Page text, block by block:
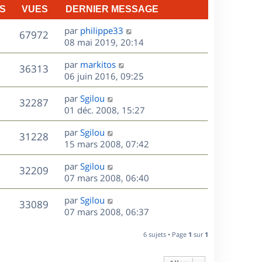
VUES DERNIER MESSAGE
67972V
u
e
s
D
e
r
n
i
e
r
m
e
s
s
a
g
e
par philippe33
08 mai 2019, 20:14
36313V
u
s
D
e
r
n
i
e
r
m
e
s
s
a
g
e
par markitos
06 juin 2016, 09:25
32287V
u
e
s
D
e
r
n
i
e
r
m
e
s
s
par Sgilou
01 déc. 2008, 15:27
31228V
u
s
D
e
r
n
i
e
r
m
par Sgilou
15 mars 2008, 07:42
32209V
u
D
e
r
n
i
par Sgilou
07 mars 2008, 06:40
33089V
D
e
par Sgilou
07 mars 2008, 06:37
6 sujets • Page 1 sur 1